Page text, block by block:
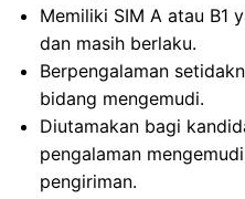
Memiliki SIM A atau B1
dan masih berlaku.
Berpengalaman
bidang mengemudi.
Diutamakan bagi
pengalaman
pengiriman.